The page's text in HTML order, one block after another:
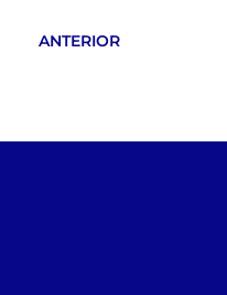
ANTERIOR